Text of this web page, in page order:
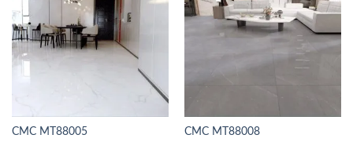
CMC MT88005 CMC MT88008